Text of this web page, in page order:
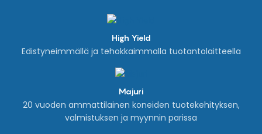
High Yield
Edistyneimmällä ja tehokkaimmalla tuotantolaitteella
Majuri
20 vuoden ammattilainen koneiden tuotekehityksen,
valmistuksen ja myynnin parissa